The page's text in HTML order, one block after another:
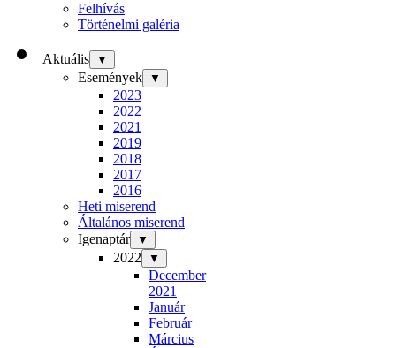
Felhívás
Történelmi galéria
Aktuális ▼
Események ▼
2023
2022
2021
2019
2018
2017
2016
Heti miserend
Általános miserend
Igenaptár
▼
2022 ▼
December
2021
Január
Február
Március